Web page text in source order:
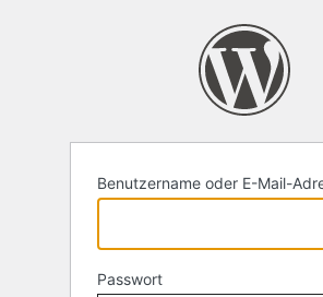
Benutzername oder E-Mail-
Passwort